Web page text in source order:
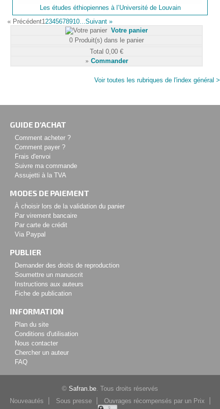
Les études éthiopiennes à l’Université de Louvain
« Précédent12345678910...Suivant »
Votre panier
0 Produit(s) dans le panier
Total 0,00 €
» Commander
Voir toutes les rubriques de l'index général >
GUIDE D'ACHAT
Comment acheter ?
Comment payer ?
Frais d'envoi
Suivre ma commande
Assujetti à la TVA
MODES DE PAIEMENT
À choisir lors de la validation du panier
Par virement bancaire
Par carte de crédit
Via Paypal
PUBLIER
Demander des droits de reproduction
Soumettre un manuscrit
Instructions aux auteurs
Fiche de publication
INFORMATION
Plan du site
Conditions d'utilisation
Nous contacter
Chercher un auteur
FAQ
© Safran.be. Tous droits réservés
Nouveautés
Sous presse Ouvrages récompensés par un Prix